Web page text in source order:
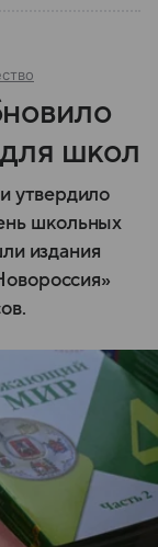
школ
утвердило
школьных
издания